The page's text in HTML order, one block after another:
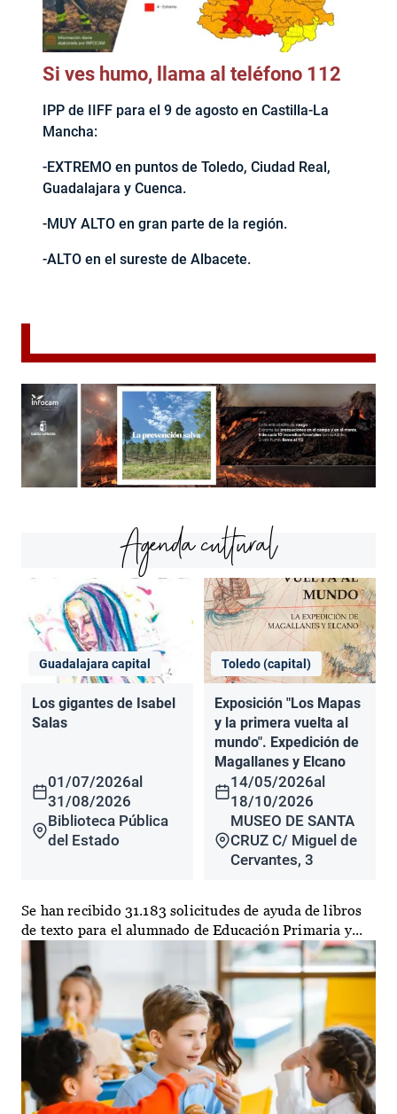
Si ves humo, llama al teléfono 112
IPP de IIFF para el 9 de agosto en Castilla-La
Mancha:
-EXTREMO en puntos de Toledo, Ciudad Real,
Guadalajara y Cuenca.
-MUY ALTO en gran parte de la región.
-ALTO en el sureste de Albacete.
Agenda cultural
Guadalajara capital
Los gigantes de Isabel
Salas
01/07/2026al
31/08/2026
Biblioteca Pública
del Estado
Toledo (capital)
Exposición "Los Mapas
y la primera vuelta al
mundo". Expedición de
Magallanes y Elcano
14/05/2026al
18/10/2026
MUSEO DE SANTA
CRUZ C/ Miguel de
Cervantes, 3
Se han recibido 31.183 solicitudes de ayuda de libros
de texto para el alumnado de Educación Primaria y...